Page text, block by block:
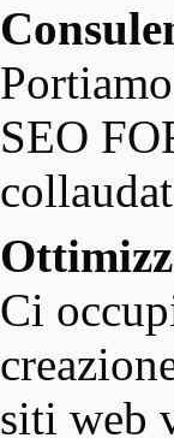
SEO
Ci
siti web